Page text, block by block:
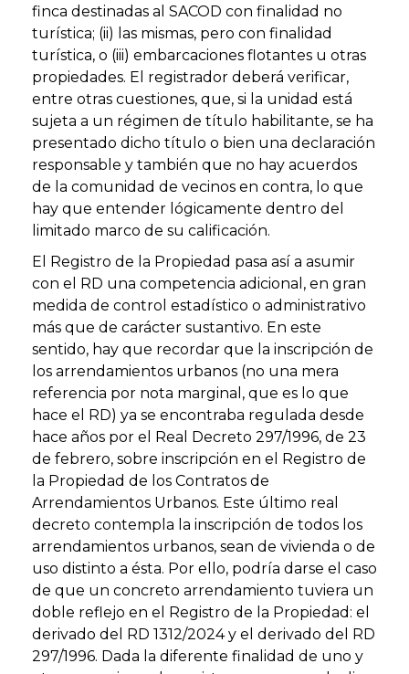
finca destinadas al SACOD con finalidad no
turística; (ii) las mismas, pero con finalidad
turística, o (iii) embarcaciones flotantes u otras
propiedades. El registrador deberá verificar,
entre otras cuestiones, que, si la unidad está
sujeta a un régimen de título habilitante, se ha
presentado dicho título o bien una declaración
responsable y también que no hay acuerdos
de la comunidad de vecinos en contra, lo que
hay que entender lógicamente dentro del
limitado marco de su calificación.
El Registro de la Propiedad pasa así a asumir
con el RD una competencia adicional, en gran
medida de control estadístico o administrativo
más que de carácter sustantivo. En este
sentido, hay que recordar que la inscripción de
los arrendamientos urbanos (no una mera
referencia por nota marginal, que es lo que
hace el RD) ya se encontraba regulada desde
hace años por el Real Decreto 297/1996, de 23
de febrero, sobre inscripción en el Registro de
la Propiedad de los Contratos de
Arrendamientos Urbanos. Este último real
decreto contempla la inscripción de todos los
arrendamientos urbanos, sean de vivienda o de
uso distinto a ésta. Por ello, podría darse el caso
de que un concreto arrendamiento tuviera un
doble reflejo en el Registro de la Propiedad: el
derivado del RD 1312/2024 y el derivado del RD
297/1996. Dada la diferente finalidad de uno y